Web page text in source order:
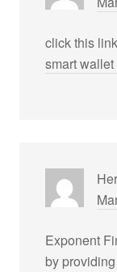
click this
smart
Exponent
by